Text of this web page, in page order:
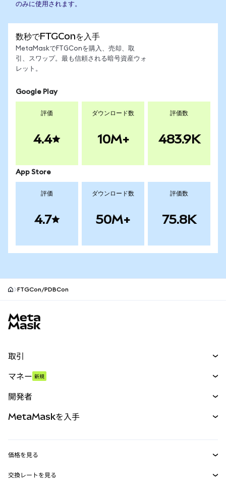
のみに使用されます。
数秒でFTGConを入手
MetaMaskでFTGConを購入、売却、取
引、スワップ。最も信頼される暗号資産ウォ
レット。
Google Play
評価
4.4
ダウンロード数
10M+
評価数
483.9K
App Store
評価
4.7
ダウンロード数
50M+
評価数
75.8K
FTGCon/PDBCon
取引
パーペチュアル
RWA
マネー 新規
開発者
MetaMask Connect
MetaMaskを入手
価格を見る
イーサリアムの価格
交換レートを見る